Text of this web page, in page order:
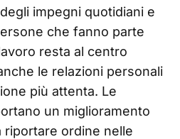
impegni quotidiani e
che fanno parte
resta al centro
le relazioni personali
più attenta. Le
un miglioramento
riportare ordine nelle